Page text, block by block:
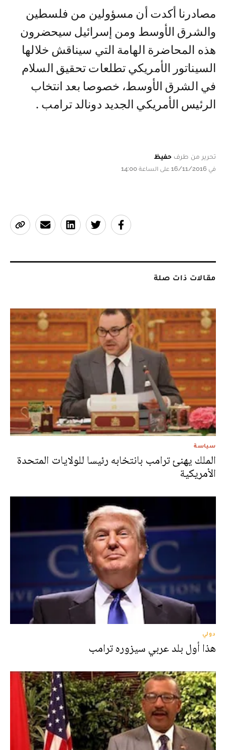
مصادرنا أكدت أن مسؤولين من فلسطين
والشرق الأوسط ومن إسرائيل سيحضرون
هذه المحاضرة الهامة التي سيناقش خلالها
السيناتور الأمريكي تطلعات تحقيق السلام
في الشرق الأوسط، خصوصا بعد انتخاب
الرئيس الأمريكي الجديد دونالد ترامب .
تحرير من طرف حفيظ
في 16/11/2016 على الساعة 14:00
مقالات ذات صلة
سياسة
الملك يهنئ ترامب بانتخابه رئيسا للولايات المتحدة
الأمريكية
دولي
هذا أول بلد عربي سيزوره ترامب